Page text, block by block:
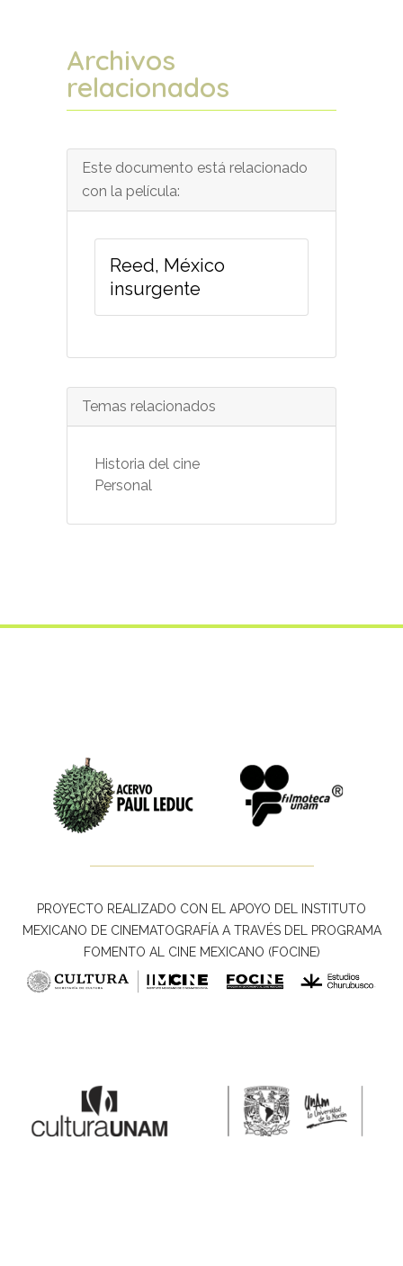
Archivos
relacionados
Este documento está relacionado
con la película:
Reed, México
insurgente
Temas relacionados
Historia del cine
Personal
PROYECTO REALIZADO CON EL APOYO DEL INSTITUTO
MEXICANO DE CINEMATOGRAFÍA A TRAVÉS DEL PROGRAMA
FOMENTO AL CINE MEXICANO (FOCINE)